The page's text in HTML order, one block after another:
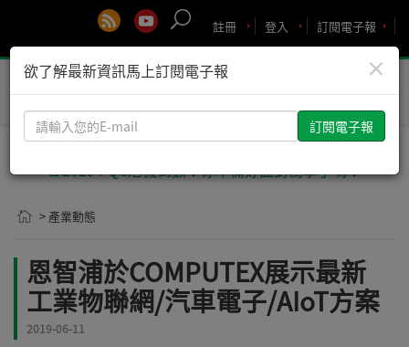
訂閱電子報
登入
註冊
Toggle
🚨2029 PQC危機倒數！你準備好面對衝擊了嗎？
> 產業動態
恩智浦於COMPUTEX展示最新
工業物聯網/汽車電子/AIoT方案
2019-06-11
×
欲了解最新資訊馬上訂閱電子報
請
輸
您
的
E-